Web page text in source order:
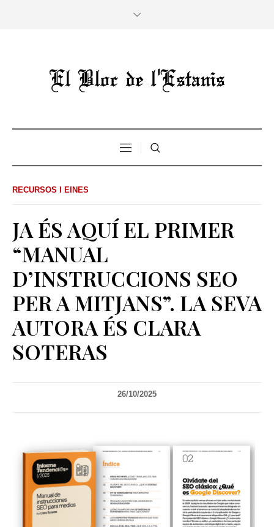
RECURSOS I EINES
JA ÉS AQUÍ EL PRIMER
“MANUAL
D’INSTRUCCIONS SEO
PER A MITJANS”. LA SEVA
AUTORA ÉS CLARA
SOTERAS
26/10/2025